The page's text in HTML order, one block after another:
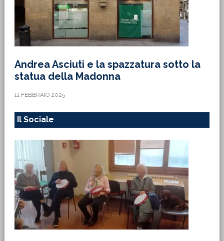
Andrea Asciuti e la spazzatura sotto la
statua della Madonna
11 FEBBRAIO 2025
Il Sociale